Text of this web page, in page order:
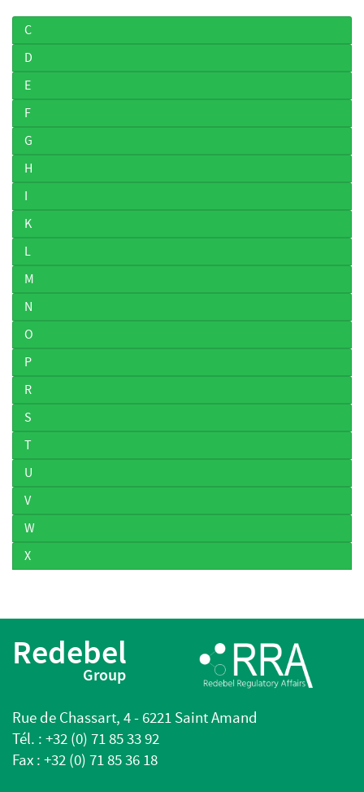
C
D
E
F
G
H
I
K
L
M
N
O
P
R
S
T
U
V
W
X
Redebel
Group
Rue de Chassart, 4 - 6221 Saint Amand
Tél. : +32 (0) 71 85 33 92
Fax : +32 (0) 71 85 36 18